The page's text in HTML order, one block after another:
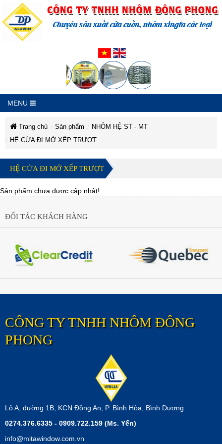
MENU
Trang chủ Sản phẩm
NHÔM HỆ ST - MT
HỆ CỬA ĐI MỞ XẾP TRƯỢT
CÔNG
TY
NHÔM
ĐÔNG
PHONG
CÔNG
TY
TNHH
NHÔM
ĐÔNG
PHONG
CÔNG
TY
TNHH
NHÔM
ĐÔNG
PHONG
CÔNG
TY
TNHH
NHÔM
ĐÔNG
CÔNG
TNHH
NHÔM
ĐÔNG
PHONG
TNHH
PHONG
HỆ CỬA ĐI MỞ XẾP TRƯỢT
Sản phẩm chưa được cập nhật!
ĐỐI TÁC KHÁCH HÀNG
CÔNG TY TNHH NHÔM ĐÔNG
PHONG
Lô A, đường 1B, KCN Đồng An, P. Bình Hòa, Bình Dương
0274.376.6335 - 0909.722.159 (Ms. Yến)
info@mitawindow.com.vn